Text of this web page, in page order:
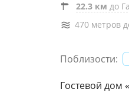
22.3 км до
470 метров
Поблизости:
Гостевой дом